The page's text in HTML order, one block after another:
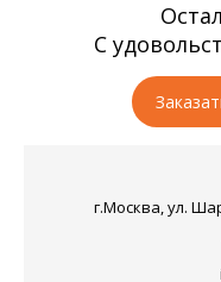
С
г.Москва, ул.